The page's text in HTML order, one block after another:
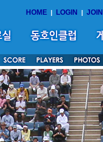
HOME | LOGIN | JOIN